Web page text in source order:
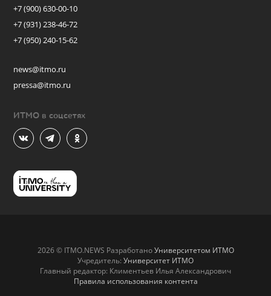
+7 (900) 630-00-10
+7 (931) 238-46-72
+7 (950) 240-15-62
news@itmo.ru
pressa@itmo.ru
ИТМО в соцсетях
2026 © ITMO.NEWS РазработаноУниверситетом ИТМО
Учредитель: Университет ИТМО
Главный редактор: Климентьев Илья Александрович
Правила использования контента